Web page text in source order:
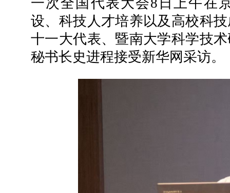
设、科技人才培养以及高校科
十一大代表、暨南大学科学技
秘书长史进程接受新华网采访。